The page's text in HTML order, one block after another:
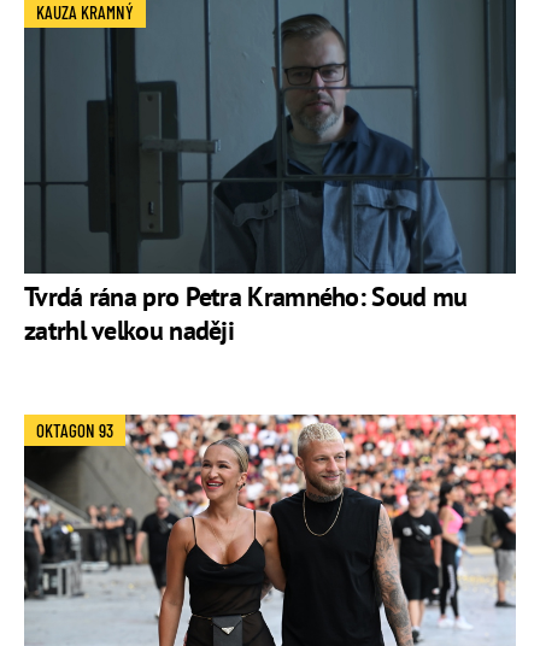
Tvrdá rána pro Petra Kramného: Soud mu
zatrhl velkou naději
KAUZA KRAMNÝ
OKTAGON 93